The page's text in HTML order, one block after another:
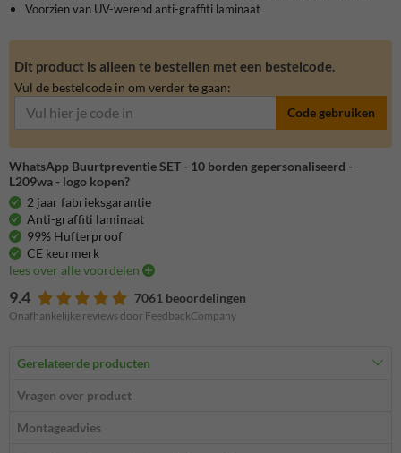
Voorzien van UV-werend anti-graffiti laminaat
Dit product is alleen te bestellen met een bestelcode.
Vul de bestelcode in om verder te gaan:
Code gebruiken
WhatsApp Buurtpreventie SET - 10 borden gepersonaliseerd -
L209wa - logo kopen?
2 jaar fabrieksgarantie
Anti-graffiti laminaat
99% Hufterproof
CE keurmerk
lees over alle voordelen
9.4 7061 beoordelingen
Onafhankelijke reviews door FeedbackCompany
Gerelateerde producten
Vragen over product
Montageadvies